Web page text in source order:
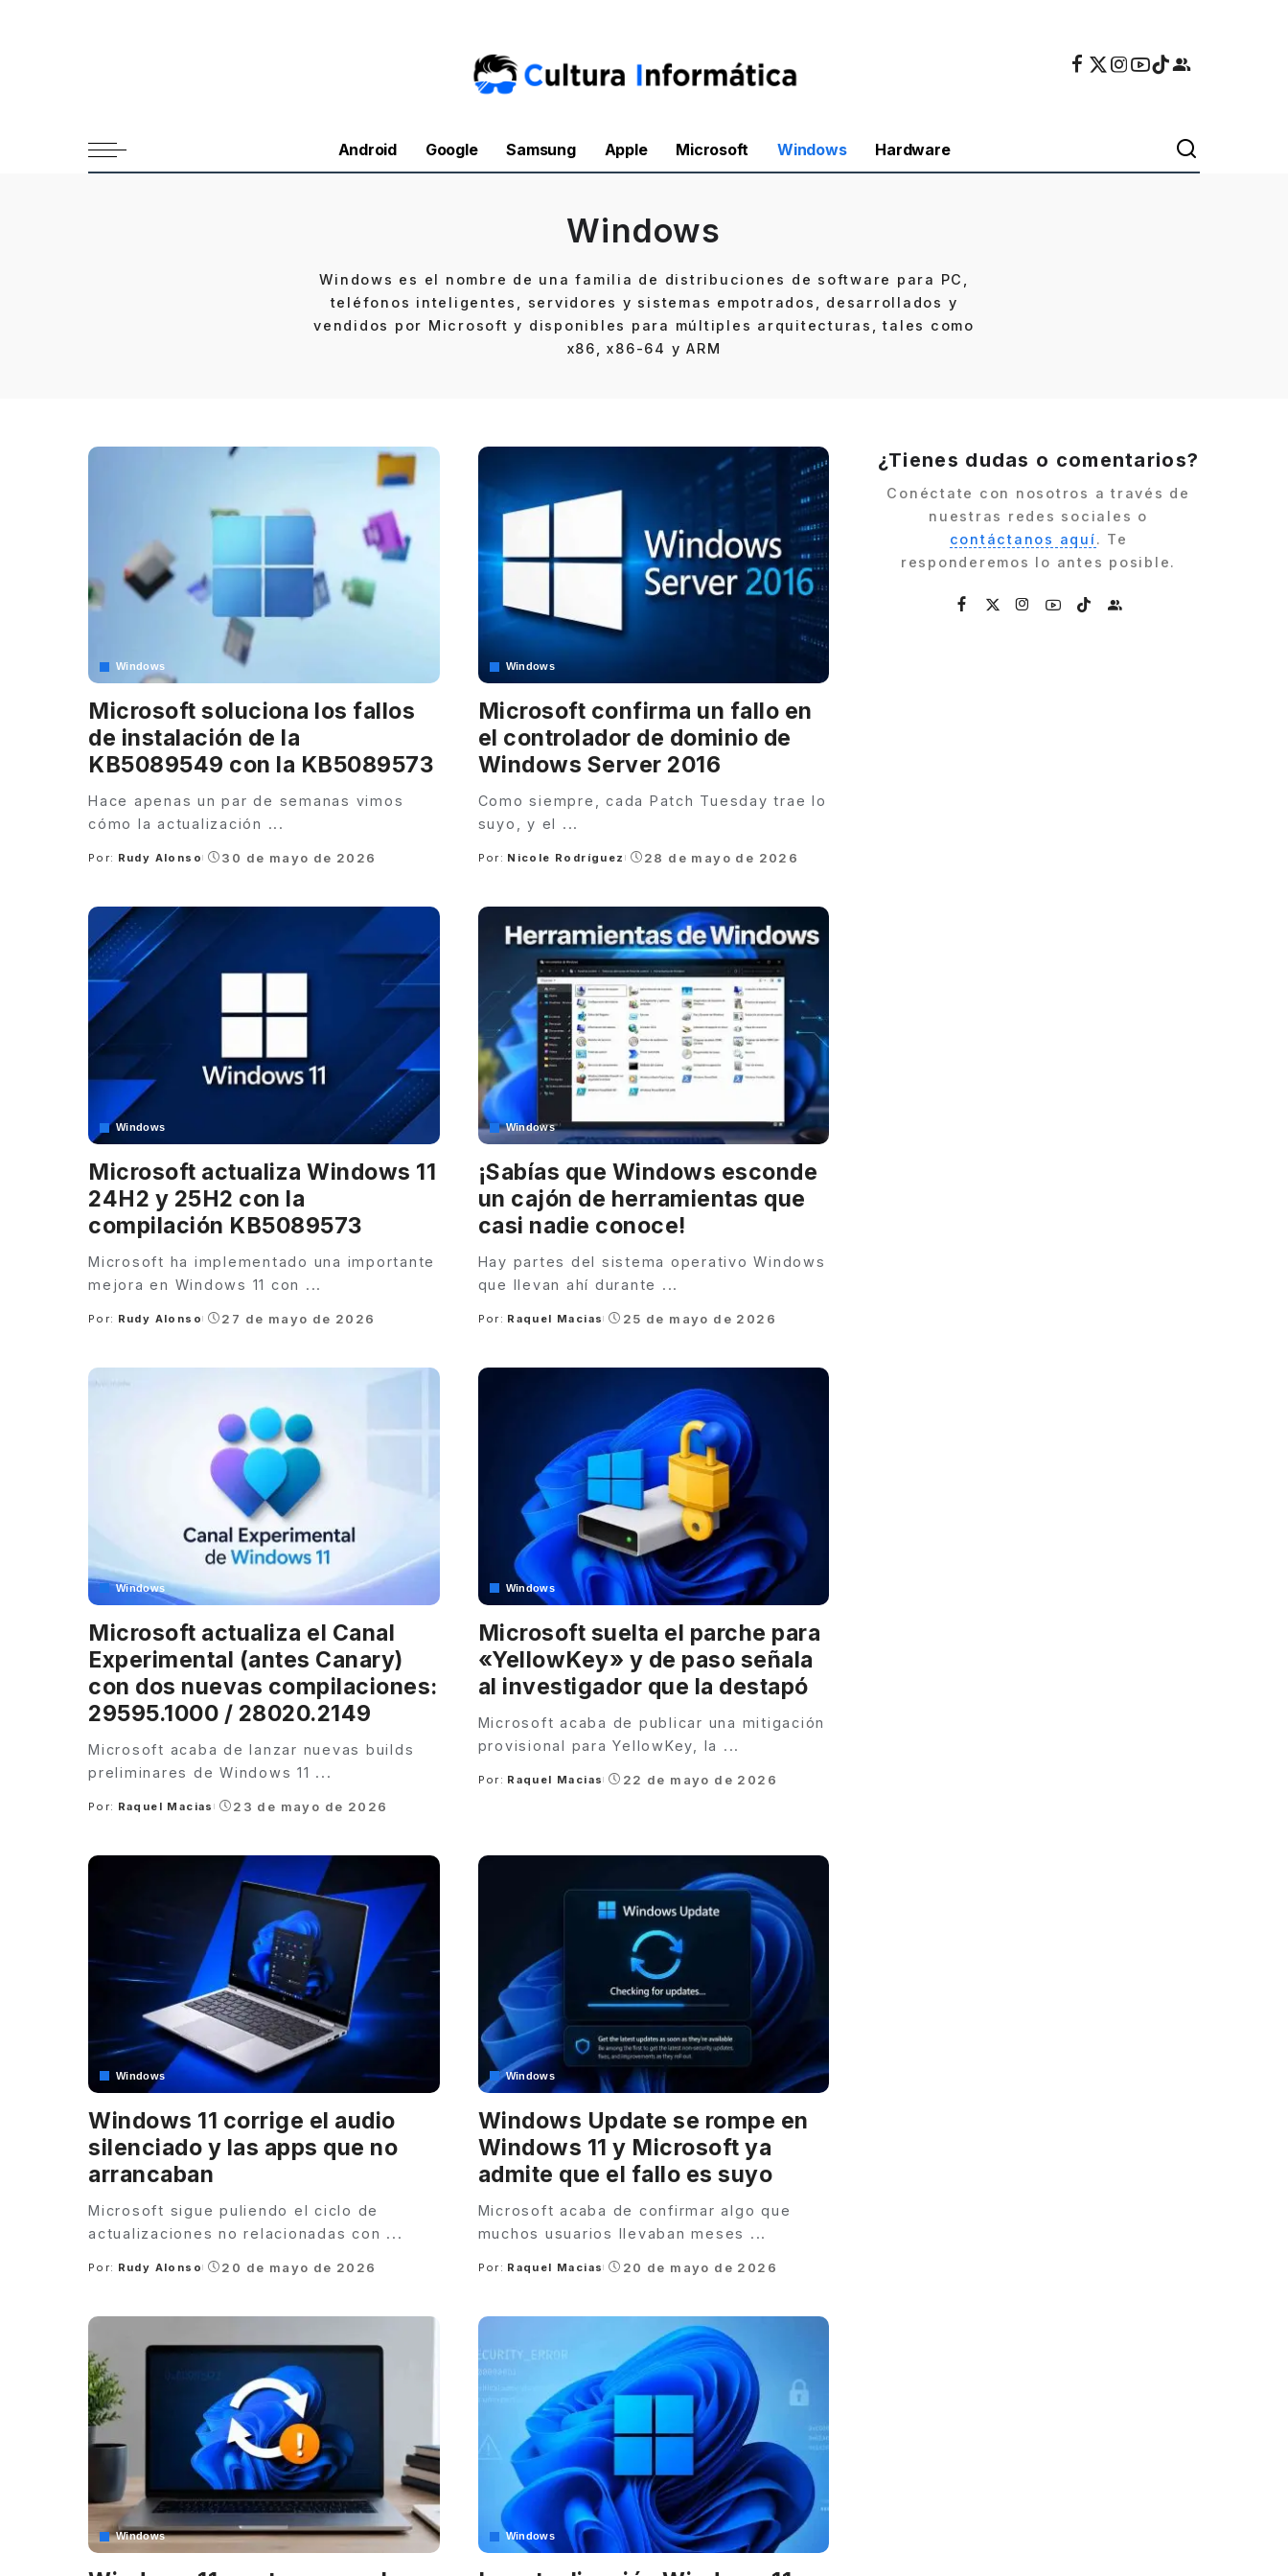
Android Google Samsung Apple Microsoft Windows Hardware
Windows
Windows es el nombre de una familia de distribuciones de software para PC,
teléfonos inteligentes, servidores y sistemas empotrados, desarrollados y
vendidos por Microsoft y disponibles para múltiples arquitecturas, tales como
x86, x86-64 y ARM
Windows
Microsoft soluciona los fallos
de instalación de la
KB5089549 con la KB5089573
Hace apenas un par de semanas vimos
cómo la actualización ...
Posted
Por: Rudy Alonso 30 de mayo de 2026
Windows
Microsoft confirma un fallo en
el controlador de dominio de
Windows Server 2016
Como siempre, cada Patch Tuesday trae lo
suyo, y el ...
Posted
Por: Nicole Rodríguez 28 de mayo de 2026
Windows
Microsoft actualiza Windows 11
24H2 y 25H2 con la
compilación KB5089573
Microsoft ha implementado una importante
mejora en Windows 11 con ...
Posted
Por: Rudy Alonso 27 de mayo de 2026
Windows
¡Sabías que Windows esconde
un cajón de herramientas que
casi nadie conoce!
Hay partes del sistema operativo Windows
que llevan ahí durante ...
Posted
Por: Raquel Macias 25 de mayo de 2026
Windows
Microsoft actualiza el Canal
Experimental (antes Canary)
con dos nuevas compilaciones:
29595.1000 / 28020.2149
Microsoft acaba de lanzar nuevas builds
preliminares de Windows 11 ...
Posted
Por: Raquel Macias 23 de mayo de 2026
Windows
Microsoft suelta el parche para
«YellowKey» y de paso señala
al investigador que la destapó
Microsoft acaba de publicar una mitigación
provisional para YellowKey, la ...
Posted
Por: Raquel Macias 22 de mayo de 2026
Windows
Windows 11 corrige el audio
silenciado y las apps que no
arrancaban
Microsoft sigue puliendo el ciclo de
actualizaciones no relacionadas con ...
Posted
Por: Rudy Alonso 20 de mayo de 2026
Windows
Windows Update se rompe en
Windows 11 y Microsoft ya
admite que el fallo es suyo
Microsoft acaba de confirmar algo que
muchos usuarios llevaban meses ...
Posted
Por: Raquel Macias 20 de mayo de 2026
Windows Windows
¿Tienes dudas o comentarios?
Conéctate con nosotros a través de
nuestras redes sociales o
contáctanos aquí. Te
responderemos lo antes posible.